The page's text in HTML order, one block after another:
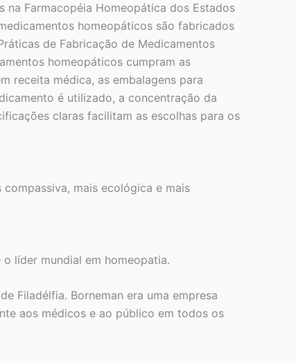
Farmacopéia Homeopática dos Estados
homeopáticos são fabricados
de Fabricação de Medicamentos
homeopáticos cumpram as
receita médica, as embalagens para
é utilizado, a concentração da
claras facilitam as escolhas para os
mais ecológica e mais
líder mundial em homeopatia.
Filadélfia. Borneman era uma empresa
aos médicos e ao público em todos os